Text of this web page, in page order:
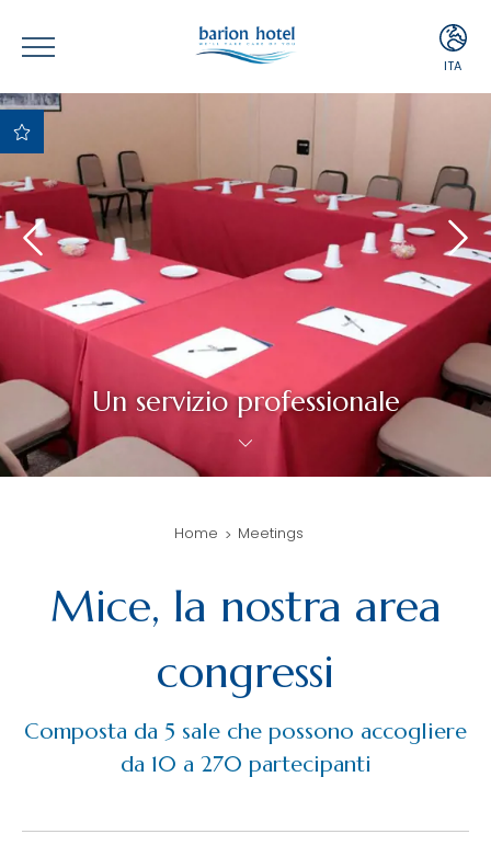
ITA
Miglior Prezzo
Garantito
Migliori condizioni di
cancellazione e
Upgrade Gratuito in
base alla
disponibilità
Minibar gratuito
Un servizio professionale
Home Meetings
Mice, la nostra area
congressi
Composta da 5 sale che possono accogliere
da 10 a 270 partecipanti